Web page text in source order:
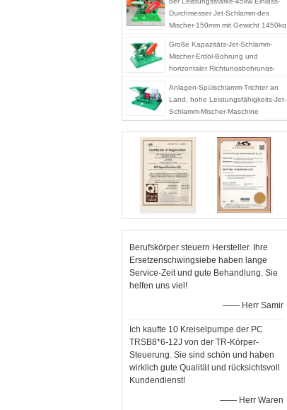
Durchmesser Jet-Schlamm-des
Mischer-150mm mit Gewicht 1450kg
Große Kapazitäts-Jet-Schlamm-
Mischer-Erdöl-Bohrung und
horizontaler Richtungsbohrungs-
Anlagen-Spülschlamm-Trichter an
Land, hohe Leistungsfähigkeits-Jet-
Schlamm-Mischer-Maschine
Berufskörper steuern Hersteller. Ihre
Ersetzenschwingsiebe haben lange
Service-Zeit und gute Behandlung. Sie
helfen uns viel!
—— Herr Samir
Ich kaufte 10 Kreiselpumpe der PC
TRSB8*6-12J von der TR-Körper-
Steuerung. Sie sind schön und haben
wirklich gute Qualität und rücksichtsvoll
Kundendienst!
—— Herr Waren